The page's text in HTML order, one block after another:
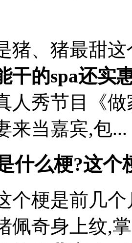
猪、猪最甜
干的spa还实
人秀节目《
来当嘉宾,包...
什么梗?这个
个梗是前几
佩奇身上纹,